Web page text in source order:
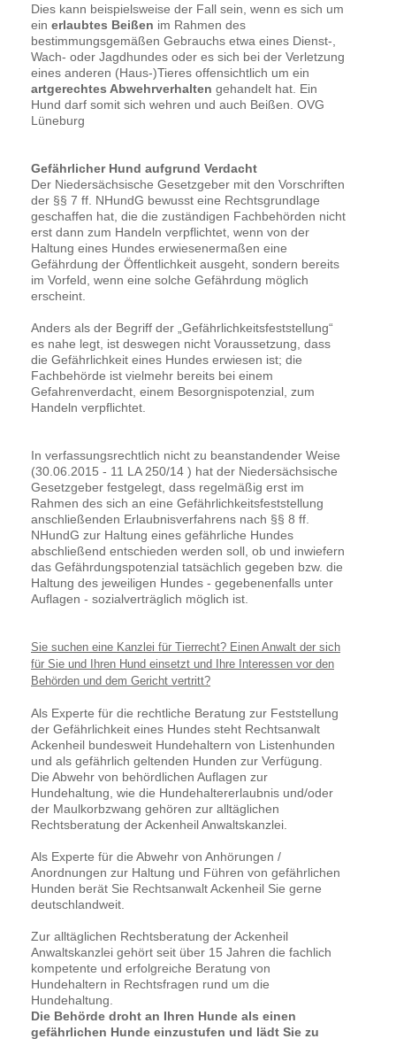
Dies kann beispielsweise der Fall sein, wenn es sich um
ein erlaubtes Beißen im Rahmen des
bestimmungsgemäßen Gebrauchs etwa eines Dienst-,
Wach- oder Jagdhundes oder es sich bei der Verletzung
eines anderen (Haus-)Tieres offensichtlich um ein
artgerechtes Abwehrverhalten gehandelt hat. Ein
Hund darf somit sich wehren und auch Beißen. OVG
Lüneburg
Gefährlicher Hund aufgrund Verdacht
Der Niedersächsische Gesetzgeber mit den Vorschriften
der §§ 7 ff. NHundG bewusst eine Rechtsgrundlage
geschaffen hat, die die zuständigen Fachbehörden nicht
erst dann zum Handeln verpflichtet, wenn von der
Haltung eines Hundes erwiesenermaßen eine
Gefährdung der Öffentlichkeit ausgeht, sondern bereits
im Vorfeld, wenn eine solche Gefährdung möglich
erscheint.
Anders als der Begriff der „Gefährlichkeitsfeststellung“
es nahe legt, ist deswegen nicht Voraussetzung, dass
die Gefährlichkeit eines Hundes erwiesen ist; die
Fachbehörde ist vielmehr bereits bei einem
Gefahrenverdacht, einem Besorgnispotenzial, zum
Handeln verpflichtet.
In verfassungsrechtlich nicht zu beanstandender Weise
(30.06.2015 - 11 LA 250/14 ) hat der Niedersächsische
Gesetzgeber festgelegt, dass regelmäßig erst im
Rahmen des sich an eine Gefährlichkeitsfeststellung
anschließenden Erlaubnisverfahrens nach §§ 8 ff.
NHundG zur Haltung eines gefährliche Hundes
abschließend entschieden werden soll, ob und inwiefern
das Gefährdungspotenzial tatsächlich gegeben bzw. die
Haltung des jeweiligen Hundes - gegebenenfalls unter
Auflagen - sozialverträglich möglich ist.
Sie suchen eine Kanzlei für Tierrecht? Einen Anwalt der sich
für Sie und Ihren Hund einsetzt und Ihre Interessen vor den
Behörden und dem Gericht vertritt?
Als Experte für die rechtliche Beratung zur Feststellung
der Gefährlichkeit eines Hundes steht Rechtsanwalt
Ackenheil bundesweit Hundehaltern von Listenhunden
und als gefährlich geltenden Hunden zur Verfügung.
Die Abwehr von behördlichen Auflagen zur
Hundehaltung, wie die Hundehaltererlaubnis und/oder
der Maulkorbzwang gehören zur alltäglichen
Rechtsberatung der Ackenheil Anwaltskanzlei.
Als Experte für die Abwehr von Anhörungen /
Anordnungen zur Haltung und Führen von gefährlichen
Hunden berät Sie Rechtsanwalt Ackenheil Sie gerne
deutschlandweit.
Zur alltäglichen Rechtsberatung der Ackenheil
Anwaltskanzlei gehört seit über 15 Jahren die fachlich
kompetente und erfolgreiche Beratung von
Hundehaltern in Rechtsfragen rund um die
Hundehaltung.
Die Behörde droht an Ihren Hunde als einen
gefährlichen Hunde einzustufen und lädt Sie zu